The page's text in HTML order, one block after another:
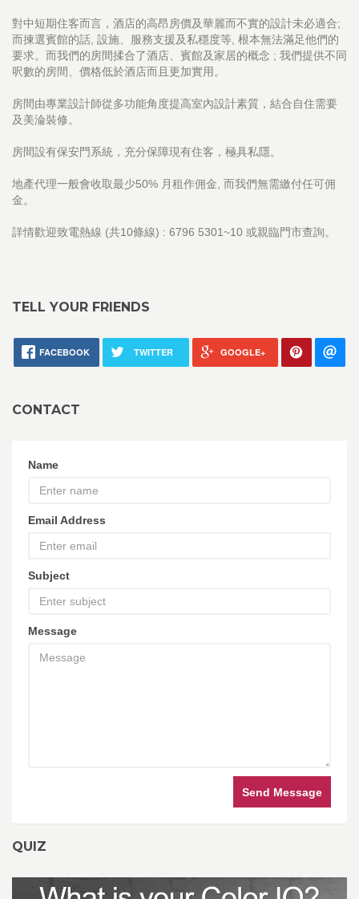
對中短期住客而言，酒店的高昂房價及華麗而不實的設計未必適合;
而揀選賓館的話, 設施、服務支援及私穩度等, 根本無法滿足他們的
要求。而我們的房間揉合了酒店、賓館及家居的概念 ; 我們提供不同
呎數的房間、價格低於酒店而且更加實用。
房間由專業設計師從多功能角度提高室內設計素質，結合自住需要
及美淪裝修。
房間設有保安門系統，充分保障現有住客，極具私隱。
地產代理一般會收取最少50% 月租作佣金, 而我們無需繳付任可佣
金。
詳情歡迎致電熱線 (共10條線) : 6796 5301~10 或親臨門市查詢。
TELL YOUR FRIENDS
FACEBOOK TWITTER GOOGLE+
CONTACT
Name
Email Address
Subject
Message
Send Message
QUIZ